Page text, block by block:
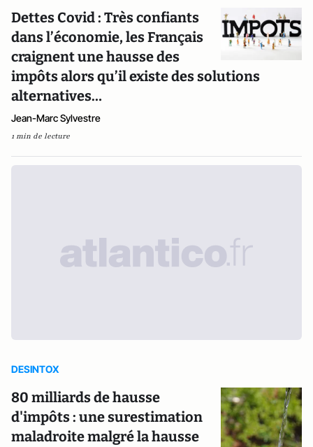
Dettes Covid : Très confiants
dans l’économie, les Français
craignent une hausse des
impôts alors qu’il existe des solutions
alternatives…
Jean-Marc Sylvestre
1 min de lecture
DESINTOX
80 milliards de hausse
d'impôts : une surestimation
maladroite malgré la hausse